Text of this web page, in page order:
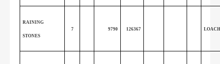
RAINING
STONES
7 9790 126367 LOACH